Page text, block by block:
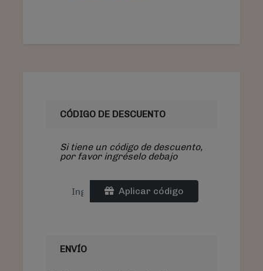
CÓDIGO DE DESCUENTO
Si tiene un código de descuento,
por favor ingréselo debajo
Aplicar código
ENVÍO